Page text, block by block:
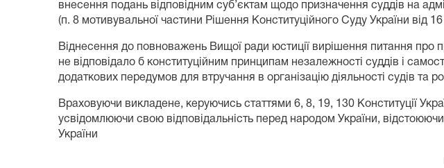
внесення подань відповідним суб’єктам щодо призначення суддів на
(п. 8 мотивувальної частини Рішення Конституційного Суду України від
Віднесення до повноважень Вищої ради юстиції вирішення питання про
не відповідало б конституційним принципам незалежності суддів і
додаткових передумов для втручання в організацію діяльності судів та
Враховуючи викладене, керуючись статтями 6, 8, 19, 130 Конституції
усвідомлюючи свою відповідальність перед народом України, відстоюючи
України